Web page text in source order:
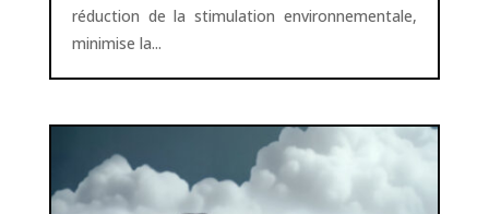
réduction de la stimulation environnementale,
minimise la...